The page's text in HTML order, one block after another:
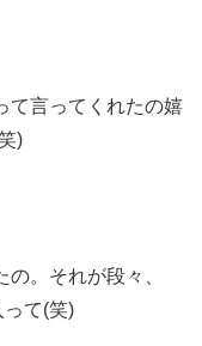
て言ってくれたの嬉
)
の。それが段々、
て(笑)